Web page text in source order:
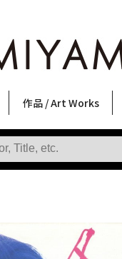
作品 / Art Works
フォトグラフィー
Photography
ポスター
Posters
ストリートアート
Street Art
立体・その他
Sculptures / etc
アートワークス
Art Works
Primary Artworks
KOMIYAMA TOKYO ART LABEL
版画
Prints